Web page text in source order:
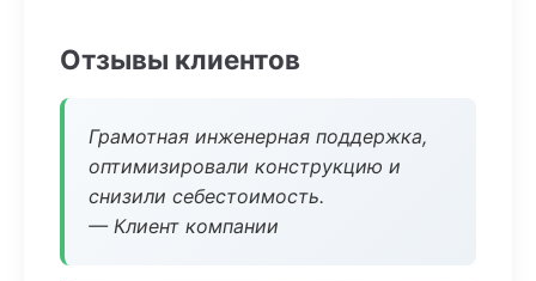
Отзывы клиентов
Грамотная инженерная поддержка,
оптимизировали конструкцию и
снизили себестоимость.
— Клиент компании